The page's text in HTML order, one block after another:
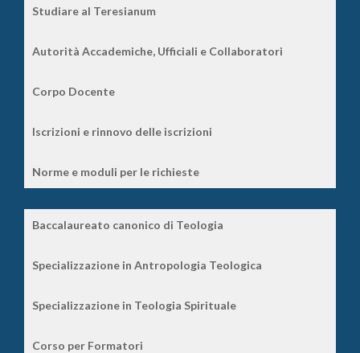
Studiare al Teresianum
Autorità Accademiche, Ufficiali e Collaboratori
Corpo Docente
Iscrizioni e rinnovo delle iscrizioni
Norme e moduli per le richieste
Baccalaureato canonico di Teologia
Specializzazione in Antropologia Teologica
Specializzazione in Teologia Spirituale
Corso per Formatori